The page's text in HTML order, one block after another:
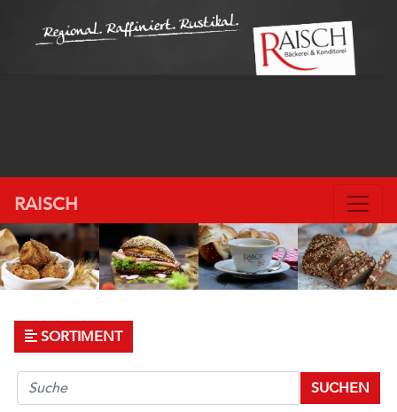
RAISCH
SORTIMENT
SUCHEN